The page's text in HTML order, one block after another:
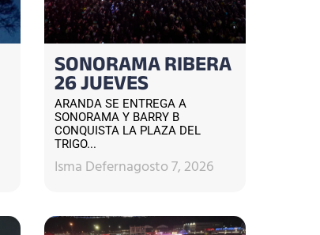
SONORAMA RIBERA
26 JUEVES
ARANDA SE ENTREGA A
SONORAMA Y BARRY B
CONQUISTA LA PLAZA DEL
TRIGO...
Isma Defernagosto 7, 2026